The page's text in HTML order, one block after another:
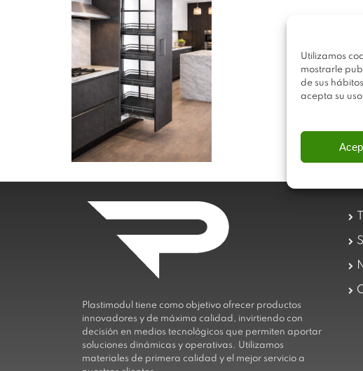
Utilizamos
mostrarle
de sus
acepta su
Plastimodul tiene como objetivo ofrecer productos
innovadores y de máxima calidad, invirtiendo con
decisión en medios tecnológicos que permiten aportar
soluciones dinámicas y operativas. Utilizamos
materiales de primera calidad y el mejor servicio a